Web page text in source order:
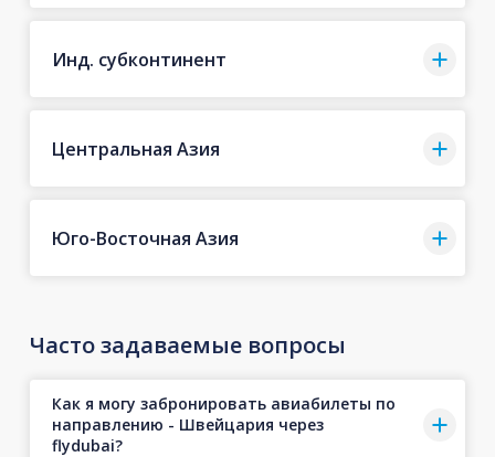
Инд. субконтинент
Центральная Азия
Юго-Восточная Азия
Часто задаваемые вопросы
Как я могу забронировать авиабилеты по
направлению - Швейцария через
flydubai?